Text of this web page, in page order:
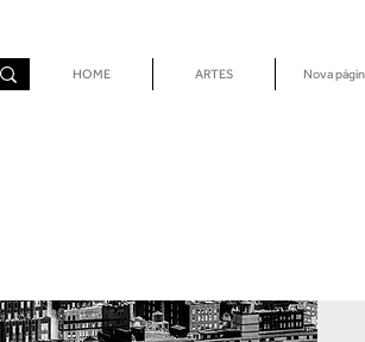
HOME ARTES Nova